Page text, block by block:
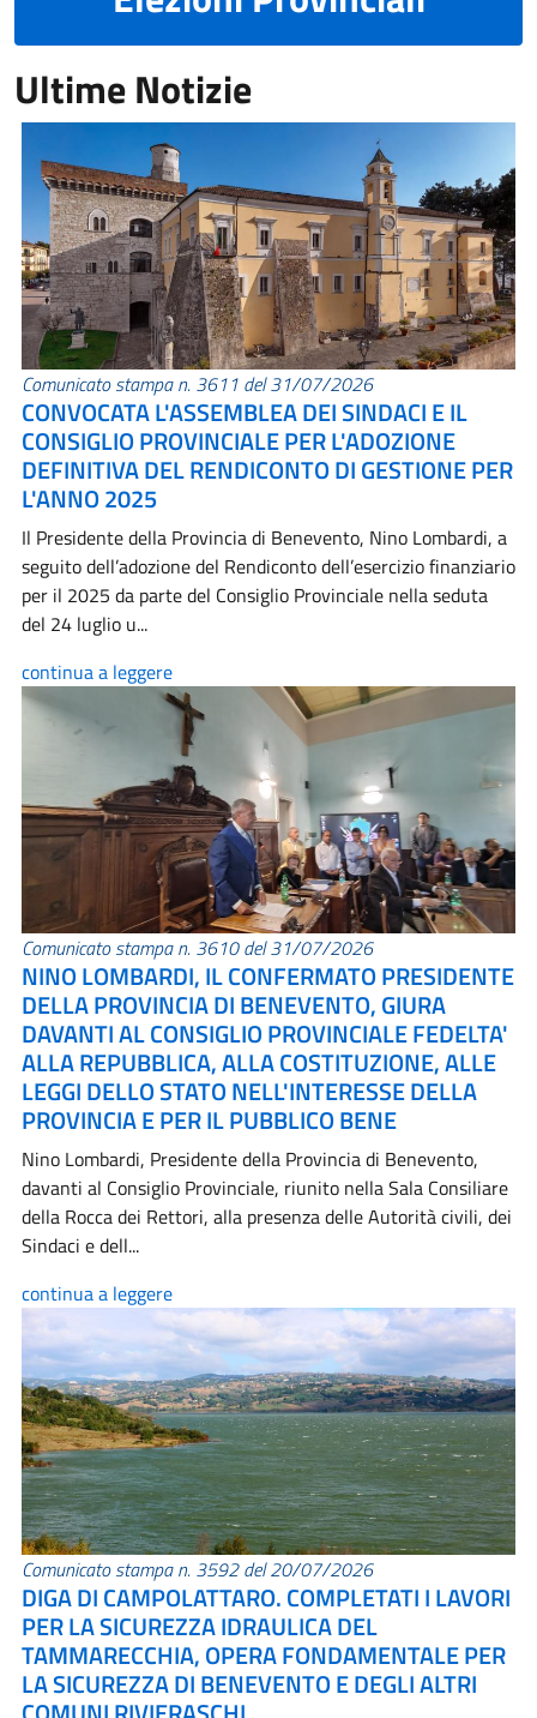
Ultime Notizie
Comunicato stampa n. 3611 del 31/07/2026
CONVOCATA L'ASSEMBLEA DEI SINDACI E IL
CONSIGLIO PROVINCIALE PER L'ADOZIONE
DEFINITIVA DEL RENDICONTO DI GESTIONE PER
L'ANNO 2025
Il Presidente della Provincia di Benevento, Nino Lombardi, a
seguito dell’adozione del Rendiconto dell’esercizio finanziario
per il 2025 da parte del Consiglio Provinciale nella seduta
del 24 luglio u...
continua a leggere
Comunicato stampa n. 3610 del 31/07/2026
NINO LOMBARDI, IL CONFERMATO PRESIDENTE
DELLA PROVINCIA DI BENEVENTO, GIURA
DAVANTI AL CONSIGLIO PROVINCIALE FEDELTA'
ALLA REPUBBLICA, ALLA COSTITUZIONE, ALLE
LEGGI DELLO STATO NELL'INTERESSE DELLA
PROVINCIA E PER IL PUBBLICO BENE
Nino Lombardi, Presidente della Provincia di Benevento,
davanti al Consiglio Provinciale, riunito nella Sala Consiliare
della Rocca dei Rettori, alla presenza delle Autorità civili, dei
Sindaci e dell...
continua a leggere
Comunicato stampa n. 3592 del 20/07/2026
DIGA DI CAMPOLATTARO. COMPLETATI I LAVORI
PER LA SICUREZZA IDRAULICA DEL
TAMMARECCHIA, OPERA FONDAMENTALE PER
LA SICUREZZA DI BENEVENTO E DEGLI ALTRI